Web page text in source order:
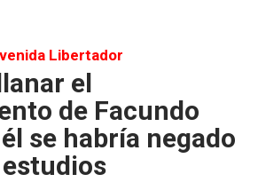
Libertador
el
de Facundo
se habría negado